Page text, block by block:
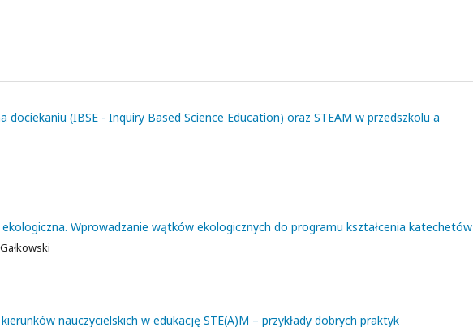
dociekaniu (IBSE - Inquiry Based Science Education) oraz STEAM w przedszkolu a
Wprowadzanie wątków ekologicznych do programu kształcenia katechetów
nauczycielskich w edukację STE(A)M – przykłady dobrych praktyk